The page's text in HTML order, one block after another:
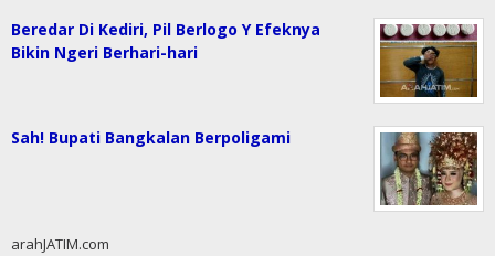
Beredar Di Kediri, Pil Berlogo Y Efeknya
Bikin Ngeri Berhari-hari
Sah! Bupati Bangkalan Berpoligami
arahJATIM.com